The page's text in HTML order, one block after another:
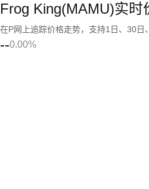
Frog King(MAMU)实时
在P网上追踪价格走势，支持1日、30
--0.00%